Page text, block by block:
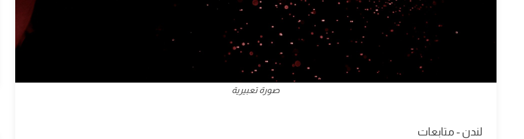
صورة تعبيرية
لندن - متابعات